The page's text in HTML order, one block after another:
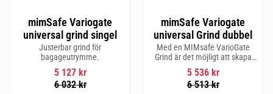
mimSafe Variogate
universal grind singel
Justerbar grind för
bagageutrymme.
5 127kr
6 032kr
mimSafe Variogate
universal Grind dubbel
Med en MIMsafe VarioGate
Grind är det möjligt att skapa
ett inhägnat område i hela
bagageutrymmet som kan
användas för transport av
5 536kr
6 513kr